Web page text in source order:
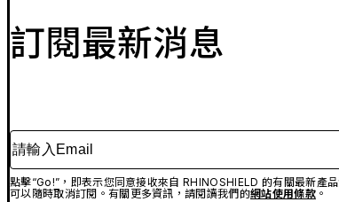
訂閱最新消息
請輸入Email
點擊“Go!”，即表示您同意接收來自 RHINOSHIELD 的有關最新產
可以隨時取消訂閱。有關更多資訊，請閱讀我們的網站使用條款。